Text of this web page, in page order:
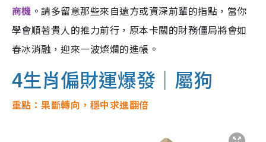
商機 。請多留意那些來自遠方或資深前輩的指點，當你
學會順著貴人的推力前行，原本卡關的財務僵局將會如
春冰消融，迎來一波燦爛的進帳。
4生肖偏財運爆發｜屬狗
重點：果斷轉向，穩中求進翻倍